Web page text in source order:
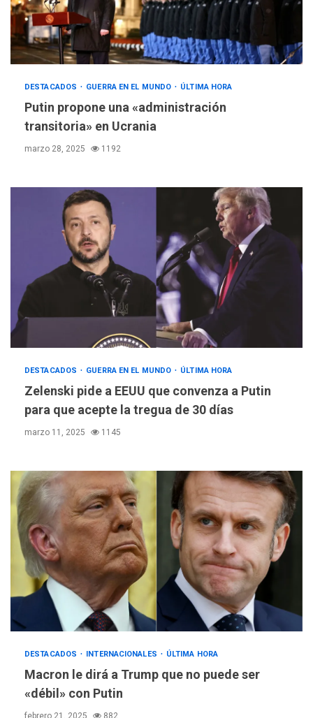
DESTACADOS GUERRA EN EL MUNDO ÚLTIMA HORA
Putin propone una «administración
transitoria» en Ucrania
marzo 28, 2025 1192
DESTACADOS GUERRA EN EL MUNDO ÚLTIMA HORA
Zelenski pide a EEUU que convenza a Putin
para que acepte la tregua de 30 días
marzo 11, 2025 1145
DESTACADOS INTERNACIONALES ÚLTIMA HORA
Macron le dirá a Trump que no puede ser
«débil» con Putin